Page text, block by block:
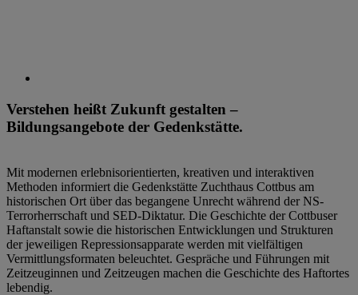
Verstehen heißt Zukunft gestalten –
Bildungsangebote der Gedenkstätte.
Mit modernen erlebnisorientierten, kreativen und interaktiven
Methoden informiert die Gedenkstätte Zuchthaus Cottbus am
historischen Ort über das begangene Unrecht während der NS-
Terrorherrschaft und SED-Diktatur. Die Geschichte der Cottbuser
Haftanstalt sowie die historischen Entwicklungen und Strukturen
der jeweiligen Repressionsapparate werden mit vielfältigen
Vermittlungsformaten beleuchtet. Gespräche und Führungen mit
Zeitzeuginnen und Zeitzeugen machen die Geschichte des Haftortes
lebendig.